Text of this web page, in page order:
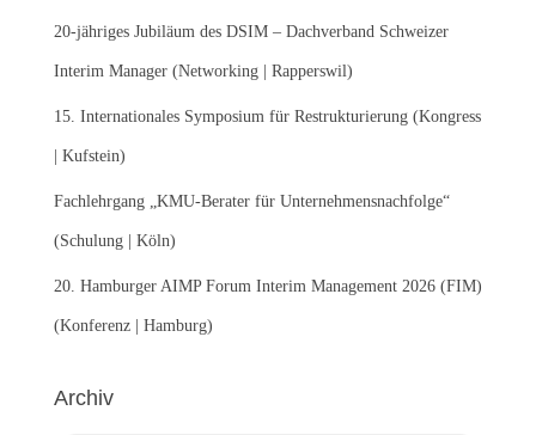
:
20-jähriges Jubiläum des DSIM – Dachverband Schweizer
Interim Manager (Networking | Rapperswil)
15. Internationales Symposium für Restrukturierung (Kongress
| Kufstein)
Fachlehrgang „KMU-Berater für Unternehmensnachfolge“
(Schulung | Köln)
20. Hamburger AIMP Forum Interim Management 2026 (FIM)
(Konferenz | Hamburg)
Archiv